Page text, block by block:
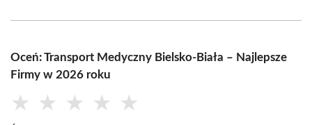
Oceń: Transport Medyczny Bielsko-Biała – Najlepsze
Firmy w 2026 roku
★ ★ ★ ★ ★